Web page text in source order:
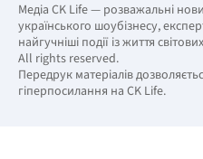
Медіа CK Life — розважальні
українського шоубізнесу,
найгучніші події із життя
All rights reserved.
Передрук матеріалів
гіперпосилання на CK Life.